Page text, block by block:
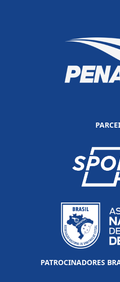
PATROCINADORES